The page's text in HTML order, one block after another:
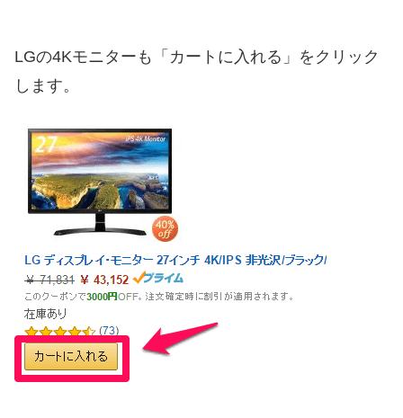
LGの4Kモニターも「カートに入れる」をクリック
します。